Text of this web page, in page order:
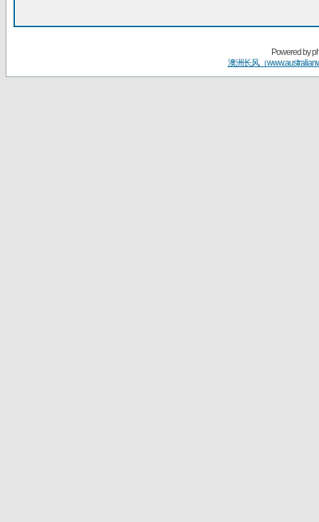
Powered by
澳洲长风（